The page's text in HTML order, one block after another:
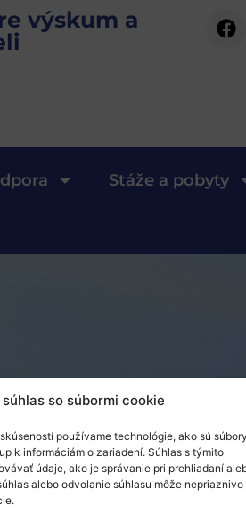
so súbormi cookie
používame technológie, ako sú súbory
k informáciám o zariadení. Súhlas s týmito
údaje, ako je správanie pri prehliadaní
alebo odvolanie súhlasu môže nepriaznivo
výskum a
Stáže a pobyty